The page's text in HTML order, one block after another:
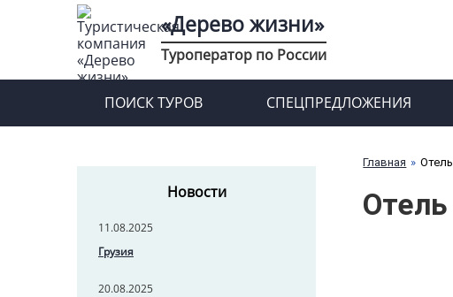
«Дерево жизни»
Туроператор по России
ПОИСК ТУРОВ СПЕЦПРЕДЛОЖЕНИЯ
Главная Отель
Отель
Новости
11.08.2025
Грузия
20.08.2025